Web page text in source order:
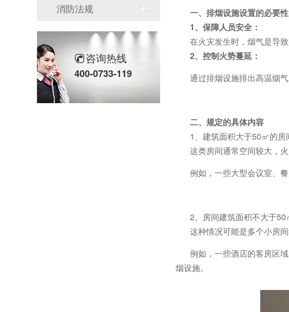
一、排烟设施设置的必要性
1、保障人员安全：
在火灾发生时，烟气是导致
2、控制火势蔓延：
通过排烟设施排出高温烟
二、规定的具体内容
1、建筑面积大于50㎡的房
这类房间通常空间较大，
例如，一些大型会议室、
2、房间建筑面积不大于50
这种情况可能是多个小房
例如，一些酒店的客房区
烟设施。
消防法规
咨询热线
400-0733-119